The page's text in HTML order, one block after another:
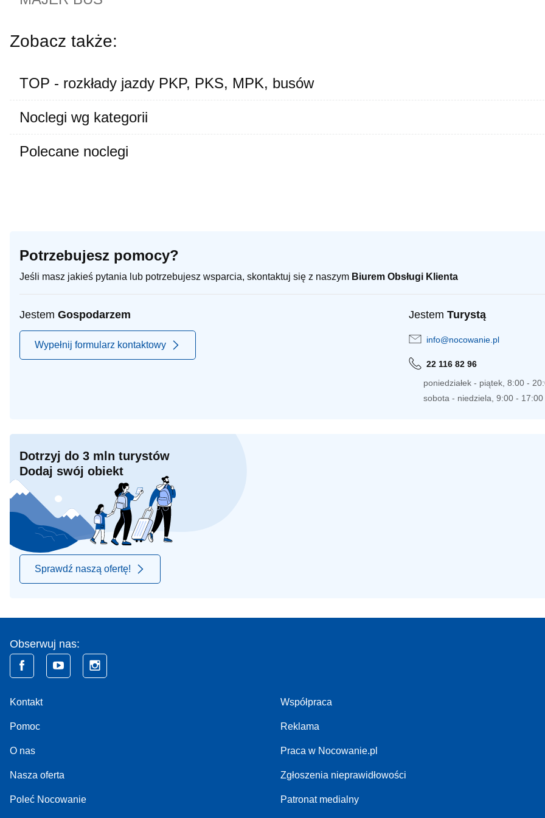
Zobacz także:
TOP - rozkłady jazdy PKP, PKS, MPK, busów
Noclegi wg kategorii
Polecane noclegi
Potrzebujesz pomocy?
Jeśli masz jakieś pytania lub potrzebujesz wsparcia, skontaktuj się z naszym Biurem Obsługi Klienta
Jestem Gospodarzem
Wypełnij formularz kontaktowy
Jestem Turystą
info@nocowanie.pl
22 116 82 96
poniedziałek - piątek, 8:00 -
sobota - niedziela, 9:00 - 17:00
Dotrzyj do 3 mln turystów
Dodaj swój obiekt
Sprawdź naszą ofertę!
Obserwuj nas:
Kontakt
Pomoc
O nas
Nasza oferta
Poleć Nocowanie
Współpraca
Reklama
Praca w Nocowanie.pl
Zgłoszenia nieprawidłowości
Patronat medialny